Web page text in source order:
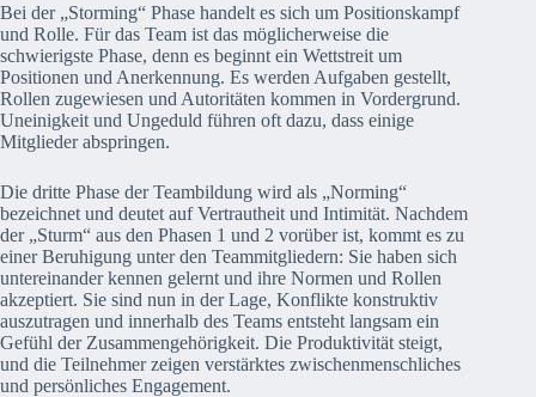
Bei der „Storming“ Phase handelt es sich um Positionskampf
und Rolle. Für das Team ist das möglicherweise die
schwierigste Phase, denn es beginnt ein Wettstreit um
Positionen und Anerkennung. Es werden Aufgaben gestellt,
Rollen zugewiesen und Autoritäten kommen in Vordergrund.
Uneinigkeit und Ungeduld führen oft dazu, dass einige
Mitglieder abspringen.
Die dritte Phase der Teambildung wird als „Norming“
bezeichnet und deutet auf Vertrautheit und Intimität. Nachdem
der „Sturm“ aus den Phasen 1 und 2 vorüber ist, kommt es zu
einer Beruhigung unter den Teammitgliedern: Sie haben sich
untereinander kennen gelernt und ihre Normen und Rollen
akzeptiert. Sie sind nun in der Lage, Konflikte konstruktiv
auszutragen und innerhalb des Teams entsteht langsam ein
Gefühl der Zusammengehörigkeit. Die Produktivität steigt,
und die Teilnehmer zeigen verstärktes zwischenmenschliches
und persönliches Engagement.